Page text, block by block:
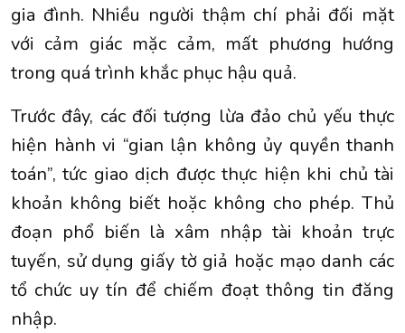
gia đình. Nhiều người thậm chí phải đối mặt
với cảm giác mặc cảm, mất phương hướng
trong quá trình khắc phục hậu quả.
Trước đây, các đối tượng lừa đảo chủ yếu thực
hiện hành vi “gian lận không ủy quyền thanh
toán”, tức giao dịch được thực hiện khi chủ tài
khoản không biết hoặc không cho phép. Thủ
đoạn phổ biến là xâm nhập tài khoản trực
tuyến, sử dụng giấy tờ giả hoặc mạo danh các
tổ chức uy tín để chiếm đoạt thông tin đăng
nhập.